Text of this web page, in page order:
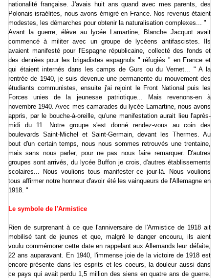
nationalité française. J'avais huit ans quand avec mes parents, des
Polonais israélites, nous avons émigré en France. Nos revenus étaient
modestes, les démarches pour obtenir la naturalisation complexes... "
Avant la guerre, élève au lycée Lamartine, Blanche Jacquot avait
commencé à militer avec un groupe de lycéens antifascistes. Ils
avaient manifesté pour l'Espagne républicaine, collecté des fonds et
des denrées pour les brigadistes espagnols " réfugiés " en France et
qui étaient internés dans les camps de Gurs ou du Vernet... " A la
rentrée de 1940, je suis devenue une permanente du mouvement des
étudiants communistes, ensuite j'ai rejoint le Front National puis les
Forces unies de la jeunesse patriotique... Mais revenons-en à
novembre 1940. Avec mes camarades du lycée Lamartine, nous avons
appris, par le bouche-à-oreille, qu'une manifestation aurait lieu l'après-
midi du 11. Notre groupe s'est donné rendez-vous au coin des
boulevards Saint-Michel et Saint-Germain, devant les Thermes. Au
bout d'un certain temps, nous nous sommes retrouvés une trentaine,
mais sans nous parler, pour ne pas nous faire remarquer. D'autres
groupes sont arrivés, du lycée Buffon je crois, d'autres établissements
scolaires... Nous voulions tous manifester ce jour-là. Nous voulions
tous affirmer notre honneur d'avoir été les vainqueurs de l'Allemagne en
1918. "
Le symbole de l'Armistice
Rien de surprenant à ce que l'anniversaire de l'Armistice de 1918 ait
mobilisé tant de jeunes et que, malgré le danger encouru, ils aient
voulu commémorer cette date en rappelant aux Allemands leur défaite,
22 ans auparavant. En 1940, l'immense joie de la victoire de 1918 est
encore présente dans les esprits et les coeurs, la douleur aussi dans
ce pays qui avait perdu 1,5 million des siens en quatre ans de guerre.